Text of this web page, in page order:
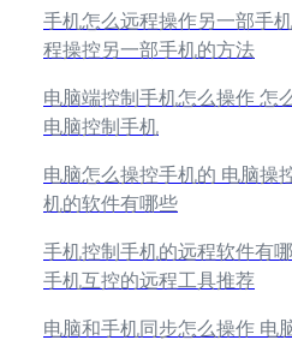
手机怎么远程操作另一部手
程操控另一部手机的方法
电脑端控制手机怎么操作 怎
电脑控制手机
电脑怎么操控手机的 电脑操
机的软件有哪些
手机控制手机的远程软件有
手机互控的远程工具推荐
电脑和手机同步怎么操作 电